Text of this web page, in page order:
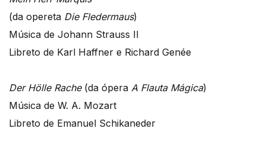
(da opereta Die Fledermaus)
Música de Johann Strauss II
Libreto de Karl Haffner e Richard Genée
Der Hölle Rache(da ópera A Flauta Mágica)
Música de W. A. Mozart
Libreto de Emanuel Schikaneder